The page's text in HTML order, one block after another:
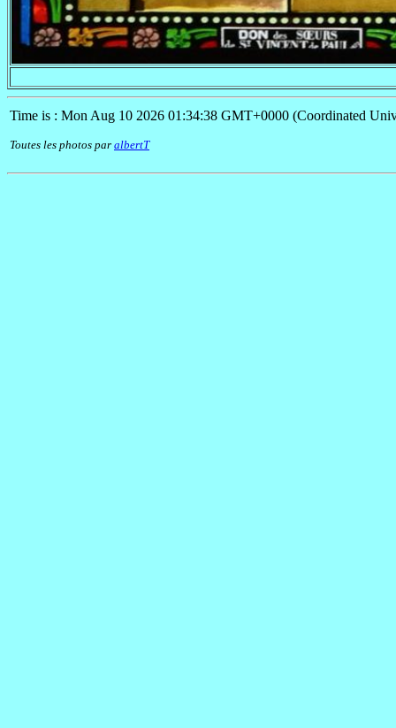
Time is : Mon Aug 10 2026 01:34:38 GMT+0000 (Coordinated
Toutes les photos par albertT